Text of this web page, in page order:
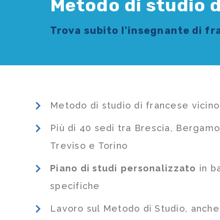
Metodo di studio
Trova subito l'insegnante di
Metodo di studio di francese
Più di 40 sedi tra Brescia,
Treviso e Torino
Piano di studi personalizzato in
specifiche
Lavoro sul Metodo di Studio,